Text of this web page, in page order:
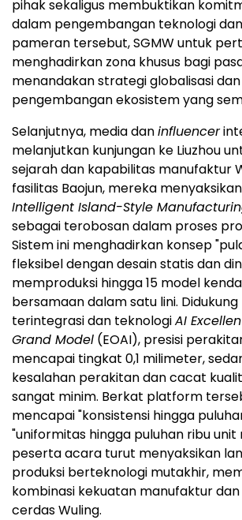
pihak sekaligus membuktikan
dalam pengembangan teknologi
pameran tersebut, SGMW untuk
menghadirkan zona khusus bagi
menandakan strategi globalisasi dan
pengembangan ekosistem yang
Selanjutnya, media daninfluencer
melanjutkan kunjungan ke Liuzhou
sejarah dan kapabilitas manufaktur
fasilitas Baojun, mereka
Intelligent Island-Style
sebagai terobosan dalam proses
Sistem ini menghadirkan konsep
fleksibel dengan desain statis dan
memproduksi hingga 15 model
bersamaan dalam satu lini.
terintegrasi dan teknologiAI
Grand Model (EOAI), presisi
mencapai tingkat 0,1 milimeter,
kesalahan perakitan dan cacat
sangat minim. Berkat platform
mencapai "konsistensi hingga
"uniformitas hingga puluhan ribu unit
peserta acara turut menyaksikan
produksi berteknologi mutakhir,
kombinasi kekuatan manufaktur
cerdas Wuling.